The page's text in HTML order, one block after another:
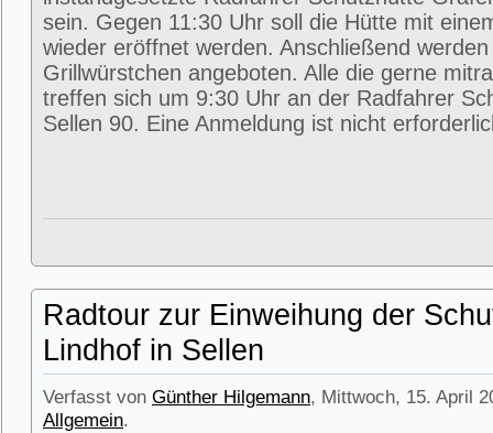
sein. Gegen 11:30 Uhr soll die Hütte mit
wieder eröffnet werden. Anschließend
Grillwürstchen angeboten. Alle die gerne
treffen sich um 9:30 Uhr an der Radfahrer
Sellen 90. Eine Anmeldung ist nicht
Radtour zur Einweihung der
Lindhof in Sellen
Verfasst von Günther Hilgemann, Mittwoch, 15. April
Allgemein.